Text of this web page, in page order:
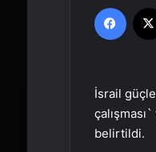
İsrail
belirtildi.